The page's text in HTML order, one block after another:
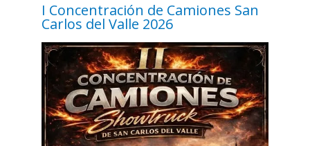
I Concentración de Camiones San
Carlos del Valle 2026